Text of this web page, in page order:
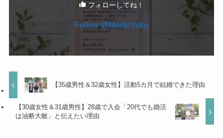
フォローしてね！
Follow @MoritoYuko
【35歳男性＆32歳女性】活動5カ月で結婚できた理由
【30歳女性＆31歳男性】28歳で入会「20代でも婚活
は油断大敵」と伝えたい理由